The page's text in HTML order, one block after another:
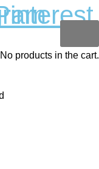
No products in the cart.